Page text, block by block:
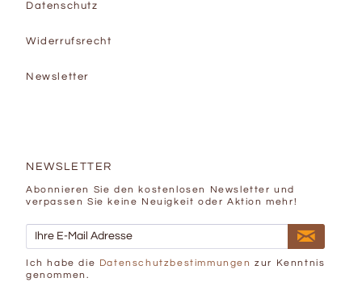
Datenschutz
Widerrufsrecht
Newsletter
NEWSLETTER
Abonnieren Sie den kostenlosen Newsletter und
verpassen Sie keine Neuigkeit oder Aktion mehr!
Ich habe die Datenschutzbestimmungen zur Kenntnis
genommen.